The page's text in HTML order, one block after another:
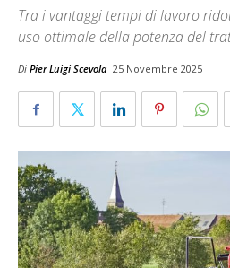
Tra i vantaggi tempi di lavoro
uso ottimale della potenza del
Di Pier Luigi Scevola 25 Novembre 2025